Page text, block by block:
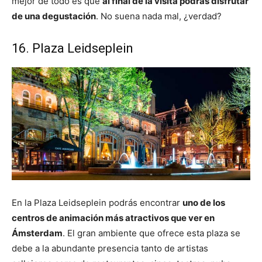
de una degustación. No suena nada mal, ¿verdad?
16. Plaza Leidseplein
En la Plaza Leidseplein podrás encontrar uno de los
centros de animación más atractivos que ver en
Ámsterdam. El gran ambiente que ofrece esta plaza se
debe a la abundante presencia tanto de artistas